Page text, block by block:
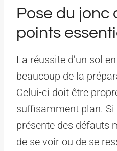
Pose du jonc
points
La réussite d’un sol
beaucoup de la
Celui-ci doit être
suffisamment plan. Si
présente des défauts
de se voir ou de se